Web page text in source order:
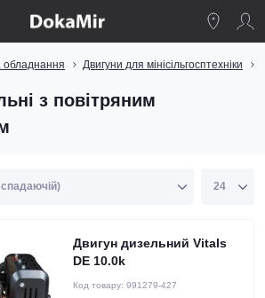
обладнання Двигуни для мінісільгосптехніки
з повітряним
Двигун дизельний Vitals
DE 10.0k
Код товару: 991279-427